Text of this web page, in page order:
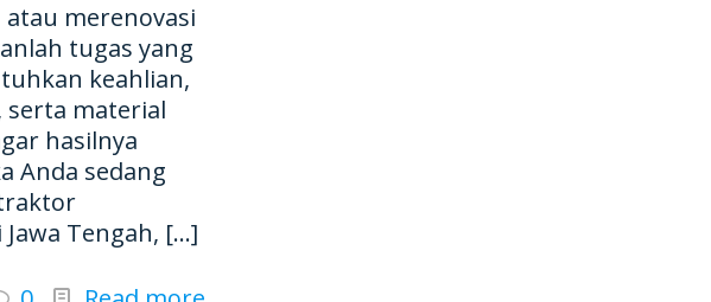
merenovasi
tugas yang
keahlian,
serta material
hasilnya
Anda sedang
Tengah, […]